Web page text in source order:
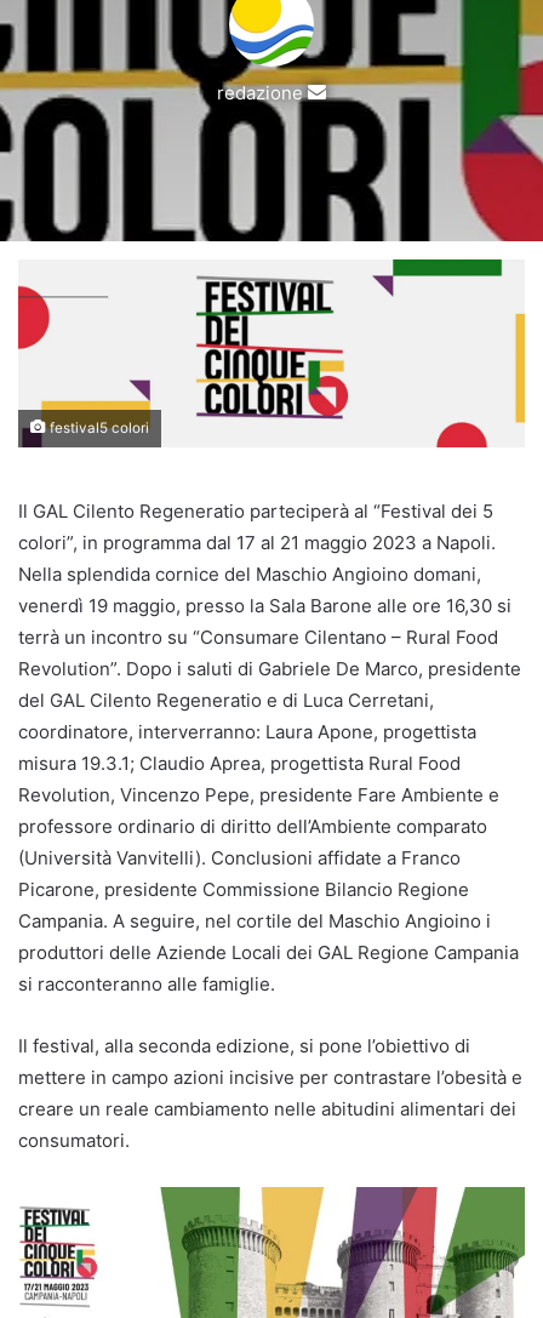
redazione
Invia
un'email
festival5 colori
Il GAL Cilento Regeneratio parteciperà al “Festival dei 5
colori”, in programma dal 17 al 21 maggio 2023 a Napoli.
Nella splendida cornice del Maschio Angioino domani,
venerdì 19 maggio, presso la Sala Barone alle ore 16,30 si
terrà un incontro su “Consumare Cilentano – Rural Food
Revolution”. Dopo i saluti di Gabriele De Marco, presidente
del GAL Cilento Regeneratio e di Luca Cerretani,
coordinatore, interverranno: Laura Apone, progettista
misura 19.3.1; Claudio Aprea, progettista Rural Food
Revolution, Vincenzo Pepe, presidente Fare Ambiente e
professore ordinario di diritto dell’Ambiente comparato
(Università Vanvitelli). Conclusioni affidate a Franco
Picarone, presidente Commissione Bilancio Regione
Campania. A seguire, nel cortile del Maschio Angioino i
produttori delle Aziende Locali dei GAL Regione Campania
si racconteranno alle famiglie.
Il festival, alla seconda edizione, si pone l’obiettivo di
mettere in campo azioni incisive per contrastare l’obesità e
creare un reale cambiamento nelle abitudini alimentari dei
consumatori.